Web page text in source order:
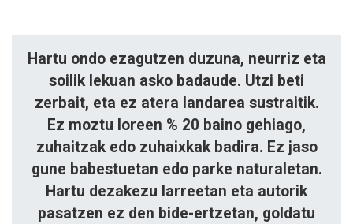
Hartu ondo ezagutzen duzuna, neurriz eta
soilik lekuan asko ba­daude. Utzi beti
zerbait, eta ez atera landarea sustraitik.
Ez moztu loreen % 20 baino gehiago,
zuhaitzak edo zuhaixkak badira. Ez jaso
gune ba­bestuetan edo parke naturaletan.
Hartu dezakezu larreetan eta autorik
pasatzen ez den bide-ertzetan, gol­datu